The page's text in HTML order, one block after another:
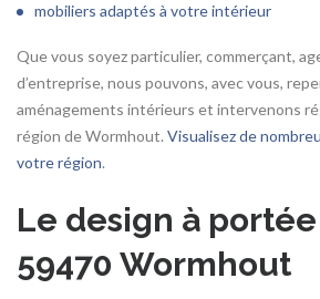
mobiliers adaptés à votre intérieur
Que vous soyez particulier, commerçant,
d’entreprise, nous pouvons, avec vous,
aménagements intérieurs et intervenons
région de Wormhout. Visualisez de
votre région.
Le design à
59470 Wormhout